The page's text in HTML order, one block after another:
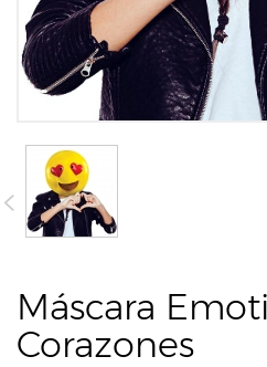
Máscara
Corazones